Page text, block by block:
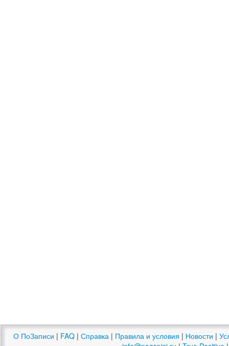
О ПоЗаписи | FAQ | Справка | Правила и условия | Новости |